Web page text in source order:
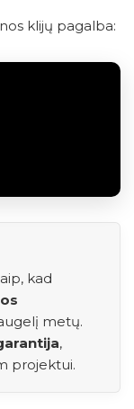
klijų pagalba:
kad
metų.
,
projektui.